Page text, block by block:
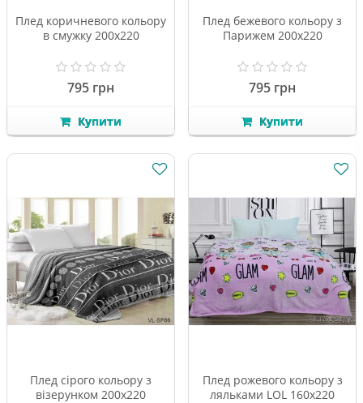
Плед коричневого кольору
в смужку 200х220
795 грн
Купити
Плед бежевого кольору з
Парижем 200х220
795 грн
Купити
Плед сірого кольору з
візерунком 200х220
Плед рожевого кольору з
ляльками LOL 160х220